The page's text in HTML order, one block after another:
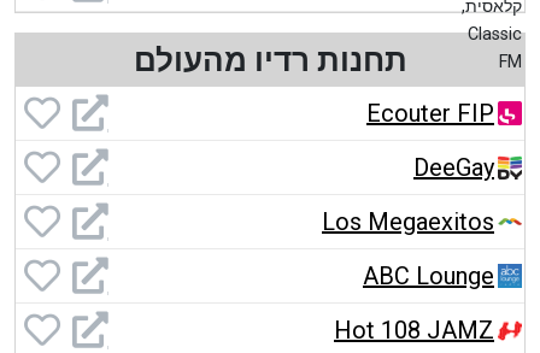
תחנות רדיו מהעולם
Ecouter FIP
DeeGay
Los Megaexitos
ABC Lounge
Hot 108 JAMZ